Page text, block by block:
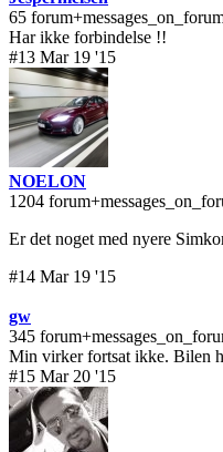
65
Har ikke forbindelse !!
#13 Mar 19 '15
NOELON
1204
Er det noget med nyere
#14 Mar 19 '15
gw
345
Min virker fortsat ikke. Bilen
#15 Mar 20 '15